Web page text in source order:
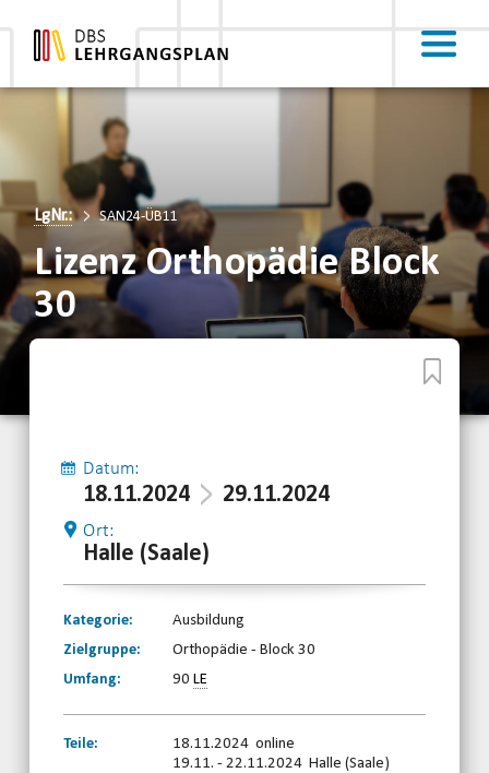
LgNr.: SAN24-ÜB11
Lizenz Orthopädie Block
30
Datum:
18.11.2024 29.11.2024
Ort:
Halle (Saale)
Kategorie:
Ausbildung
Zielgruppe:
Orthopädie - Block 30
Umfang:
90LE
Teile:
18.11.2024 online
19.11. - 22.11.2024 Halle (Saale)